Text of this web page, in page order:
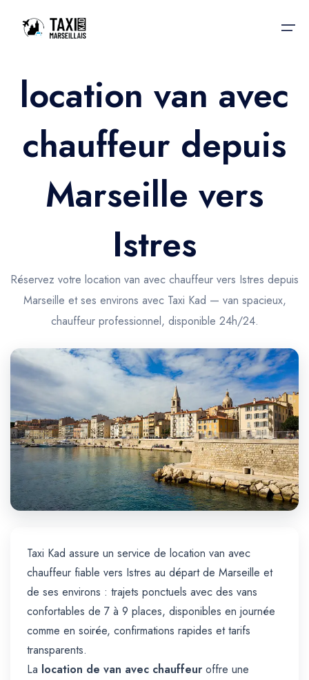
Accueil
Nos services
Nos services
Trajet Gare SNCF
Trajet Port croisière
Trajet Séminaire
Trajet Santé
Trajet Longue Distance
Réservation
Actualités & évènements
Contactez-nous
location van avec
chauffeur depuis
Marseille vers
Istres
Réservez votre location van avec chauffeur vers Istres depuis
Marseille et ses environs avec Taxi Kad — van spacieux,
chauffeur professionnel, disponible 24h/24.
Taxi Kad assure un service de location van avec
chauffeur fiable vers Istres au départ de Marseille et
de ses environs : trajets ponctuels avec des vans
confortables de 7 à 9 places, disponibles en journée
comme en soirée, confirmations rapides et tarifs
transparents.
La location de van avec chauffeur offre une